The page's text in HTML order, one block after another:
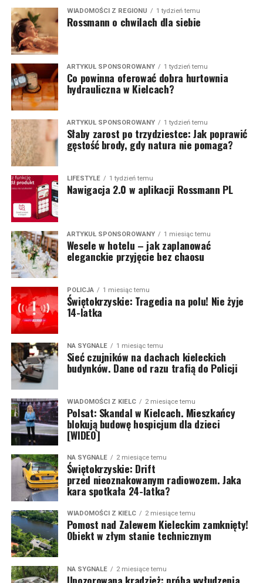
WIADOMOŚCI Z REGIONU 1 tydzień temu
Rossmann o chwilach dla siebie
ARTYKUŁ SPONSOROWANY 1 tydzień temu
Co powinna oferować dobra hurtownia
hydrauliczna w Kielcach?
ARTYKUŁ SPONSOROWANY 1 tydzień temu
Słaby zarost po trzydziestce: Jak poprawić
gęstość brody, gdy natura nie pomaga?
LIFESTYLE 1 tydzień temu
Nawigacja 2.0 w aplikacji Rossmann PL
ARTYKUŁ SPONSOROWANY 1 miesiąc temu
Wesele w hotelu – jak zaplanować
eleganckie przyjęcie bez chaosu
POLICJA 1 miesiąc temu
Świętokrzyskie: Tragedia na polu! Nie żyje
14-latka
NA SYGNALE 1 miesiąc temu
Sieć czujników na dachach kieleckich
budynków. Dane od razu trafią do Policji
WIADOMOŚCI Z KIELC 2 miesiące temu
Polsat: Skandal w Kielcach. Mieszkańcy
blokują budowę hospicjum dla dzieci
[WIDEO]
NA SYGNALE 2 miesiące temu
Świętokrzyskie: Drift
przed nieoznakowanym radiowozem. Jaka
kara spotkała 24-latka?
WIADOMOŚCI Z KIELC 2 miesiące temu
Pomost nad Zalewem Kieleckim zamknięty!
Obiekt w złym stanie technicznym
NA SYGNALE 2 miesiące temu
Upozorowana kradzież: próba wyłudzenia